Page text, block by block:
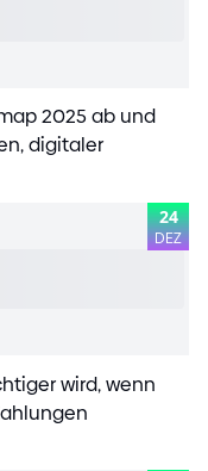
2025 ab und
digitaler
24
DEZ
wird, wenn